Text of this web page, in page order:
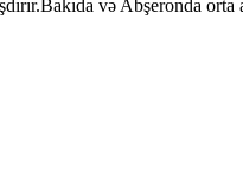
və Abşeronda orta